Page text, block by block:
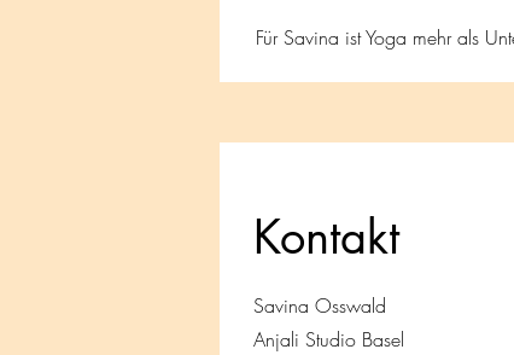
Für Savina ist Yoga mehr als
Kontakt
Savina Osswald
Anjali Studio Basel